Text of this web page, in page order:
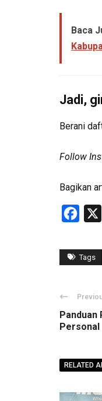
Baca
Jadi,
Berani
Follow
Bagikan
Tags
Panduan
Personal
RELATED